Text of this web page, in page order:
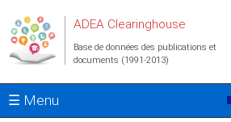
ADEA Clearinghouse
Base de données des publications et
documents (1991-2013)
☰ Menu